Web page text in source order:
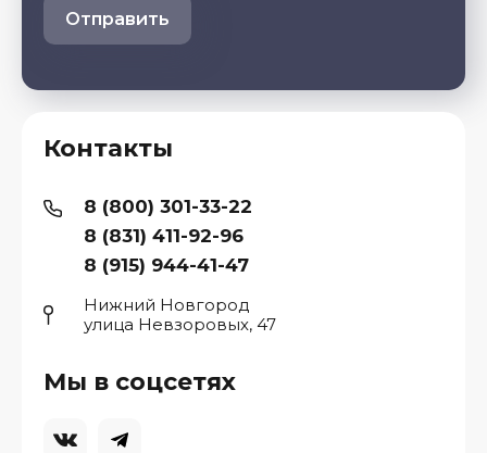
Контакты
8 (800) 301-33-22
8 (831) 411-92-96
8 (915) 944-41-47
Нижний Новгород
улица Невзоровых, 47
Мы в соцсетях
Отправить